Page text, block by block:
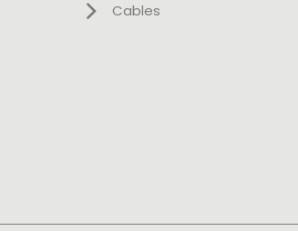
Cables